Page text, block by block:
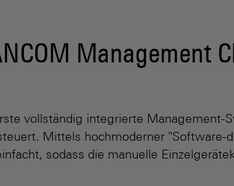
Management
vollständig integrierte Management-
Mittels hochmoderner "Software-
sodass die manuelle